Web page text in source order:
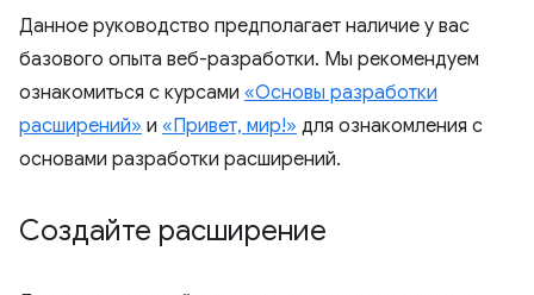
Данное руководство предполагает наличие у вас
базового опыта веб-разработки. Мы рекомендуем
ознакомиться с курсами «Основы разработки
расширений» и «Привет, мир!» для ознакомления с
основами разработки расширений.
Создайте расширение